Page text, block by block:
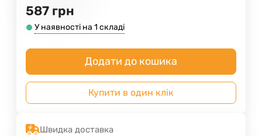
587 грн
У наявності на 1 складі
Додати до кошика
Купити в один клік
Швидка доставка